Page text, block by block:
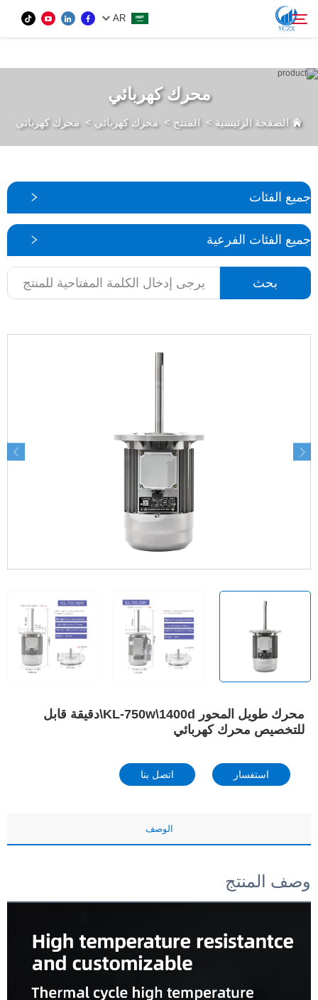
var images = document.getElementsByTagName('img'); for (var i = 0; i <
images.length; i++) { if (!images[i].getAttribute('alt')) { images[i].setAttribute('alt', ''); } }
AR
من نحن
اتصل بنا
محرك كهربائي
الصفحة الرئيسية > المنتج >محرك كهربائي >محرك كهربائي
جميع الفئات
جميع الفئات الفرعية
بحث
محرك طويل المحور KL-750w\1400d\دقيقة قابل
للتخصيص محرك كهربائي
استفسار اتصل بنا
الوصف
وصف المنتج